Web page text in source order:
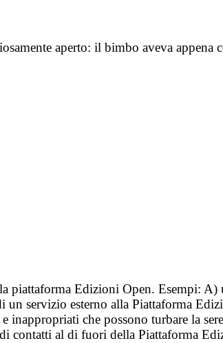
aperto: il bimbo aveva appena
piattaforma Edizioni Open. Esempi:
servizio esterno alla Piattaforma
inappropriati che possono turbare la
contatti al di fuori della Piattaforma